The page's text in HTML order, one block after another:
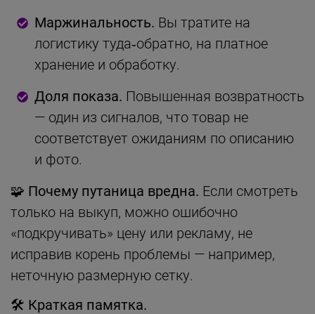
Маржинальность. Вы тратите на
логистику туда‑обратно, на платное
хранение и обработку.
Доля показа. Повышенная возвратность
— один из сигналов, что товар не
соответствует ожиданиям по описанию
и фото.
🧩 Почему путаница вредна. Если смотреть
только на выкуп, можно ошибочно
«подкручивать» цену или рекламу, не
исправив корень проблемы — например,
неточную размерную сетку.
🛠 Краткая памятка.